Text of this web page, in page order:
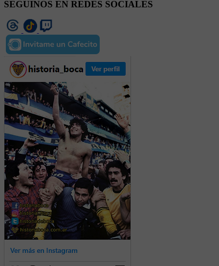
SEGUINOS EN REDES SOCIALES